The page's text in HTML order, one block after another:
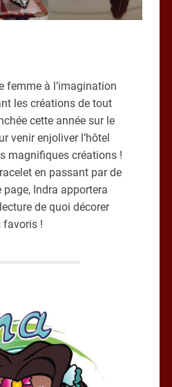
femme à l’imagination
les créations de tout
cette année sur le
venir enjoliver l’hôtel
magnifiques créations !
en passant par de
Indra apportera
de quoi décorer
favoris !